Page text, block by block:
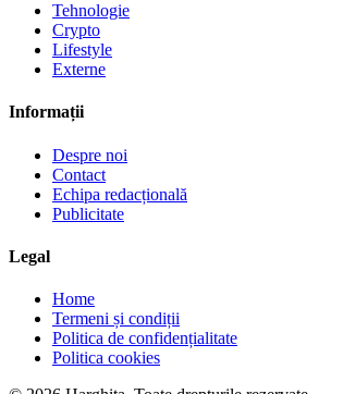
Tehnologie
Crypto
Lifestyle
Externe
Informații
Despre noi
Contact
Echipa redacțională
Publicitate
Legal
Home
Termeni și condiții
Politica de confidențialitate
Politica cookies